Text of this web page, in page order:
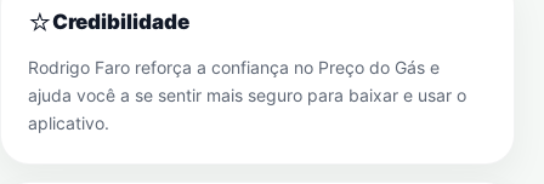
⭐Credibilidade
Rodrigo Faro reforça a confiança no Preço do Gás e
ajuda você a se sentir mais seguro para baixar e usar o
aplicativo.